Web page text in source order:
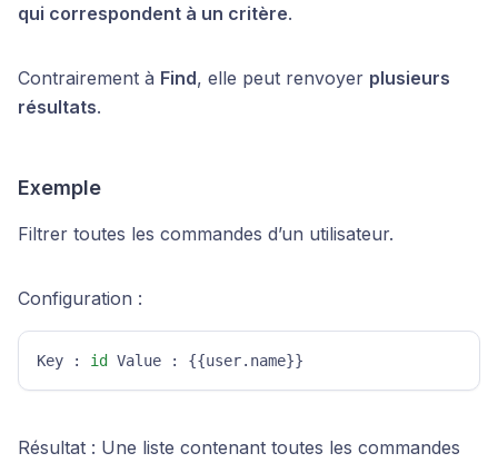
qui correspondent à un critère.
Contrairement à Find, elle peut renvoyer plusieurs
résultats.
Exemple
Filtrer toutes les commandes d’un utilisateur.
Configuration :
Key : id Value : {{user.name}}
Résultat : Une liste contenant toutes les commandes